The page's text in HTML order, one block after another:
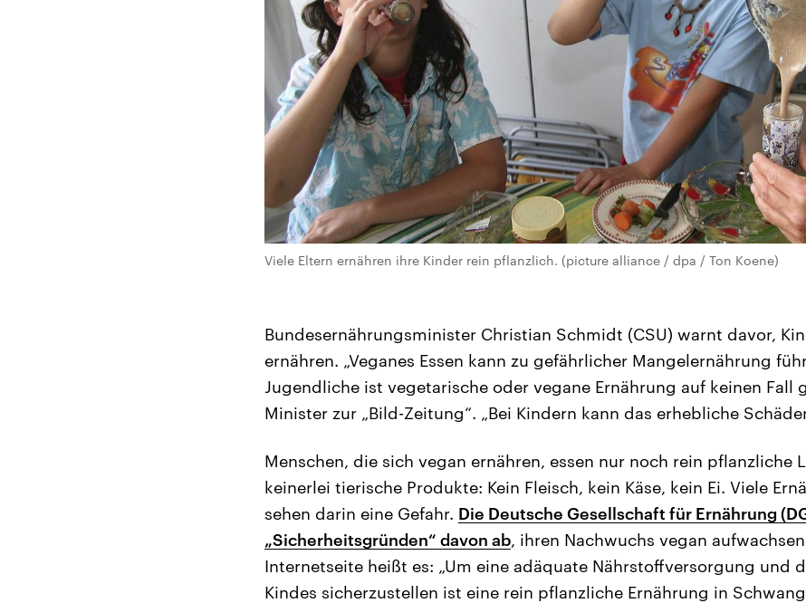
Viele Eltern ernähren ihre Kinder rein pflanzlich. (picture alliance / dpa / Ton Koene)
Bundesernährungsminister Christian Schmidt (CSU) warnt davor,
ernähren. „Veganes Essen kann zu gefährlicher Mangelernährung
Jugendliche ist vegetarische oder vegane Ernährung auf keinen Fall
Minister zur „Bild-Zeitung“. „Bei Kindern kann das erhebliche
Menschen, die sich vegan ernähren, essen nur noch rein pflanzliche
keinerlei tierische Produkte: Kein Fleisch, kein Käse, kein Ei. Viele
sehen darin eine Gefahr. Die Deutsche Gesellschaft für Ernährung
„Sicherheitsgründen“ davon ab, ihren Nachwuchs vegan
Internetseite heißt es: „Um eine adäquate Nährstoffversorgung und
Kindes sicherzustellen ist eine rein pflanzliche Ernährung in